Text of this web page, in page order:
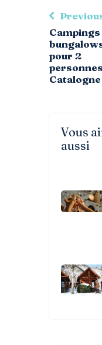
Campings
pour 2
Catalogne
Vous
aussi